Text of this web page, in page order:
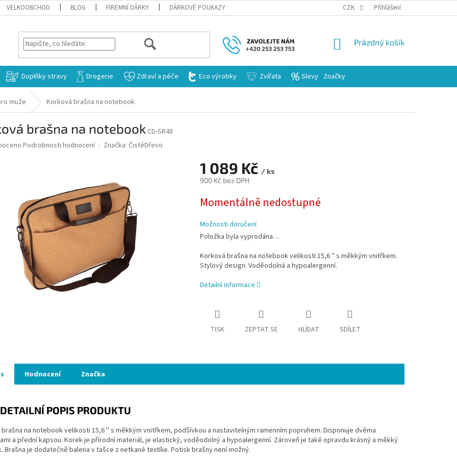
VELKOOBCHOD BLOG FIREMNÍ DÁRKY DÁRKOVÉ POUKAZY CZK Přihlášení
HLEDAT
NÁKUPNÍ
Prázdný košík
Doplňky stravy Drogerie Zdraví a péče Eco výrobky Zvířata Slevy Značky
muže Korková brašna na notebook
brašna na notebook CD-SR48
Podrobnosti hodnocení Značka: ČistéDřevo
1 089 Kč / ks
900 Kč bez DPH
cena:
Momentálně nedostupné
Možnosti doručení
Položka byla vyprodána…
Korková brašna na notebook velikosti 15,6 '' s měkkým vnitřkem.
Stylový design. Voděodolná a hypoalergenní.
Detailní informace
TISK ZEPTAT SE HLÍDAT SDÍLET
Hodnocení Značka
DETAILNÍ POPIS PRODUKTU
na notebook velikosti 15,6 '' s měkkým vnitřkem, podšívkou a nastavitelným ramenním popruhem. Disponuje dvěma
a přední kapsou. Korek je přírodní materiál, je elastický, voděodolný a hypoalergenní. Zároveň je také opravdu krásný a měkký
Brašna je dodatečně balena v tašce z netkané textílie. Potisk brašny není možný.